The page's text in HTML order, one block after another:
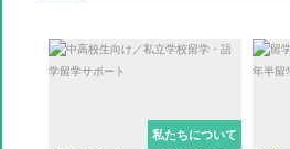
私たちについて